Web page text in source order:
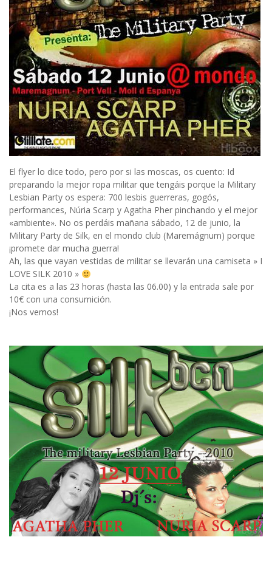
El flyer lo dice todo, pero por si las moscas, os cuento: Id
preparando la mejor ropa militar que tengáis porque la Military
Lesbian Party os espera: 700 lesbis guerreras, gogós,
performances, Núria Scarp y Agatha Pher pinchando y el mejor
«ambiente». No os perdáis mañana sábado, 12 de junio, la
Military Party de Silk, en el mondo club (Maremágnum) porque
¡promete dar mucha guerra!
Ah, las que vayan vestidas de militar se llevarán una camiseta » I
LOVE SILK 2010 »
La cita es a las 23 horas (hasta las 06.00) y la entrada sale por
10€ con una consumición.
¡Nos vemos!